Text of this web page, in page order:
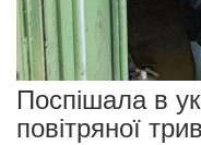
Поспішала в
повітряної